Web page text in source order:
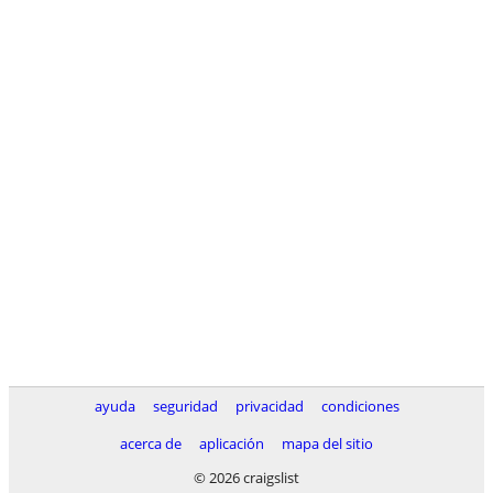
ayuda seguridad privacidad
condiciones
acerca de
aplicación
mapa del sitio
© 2026 craigslist